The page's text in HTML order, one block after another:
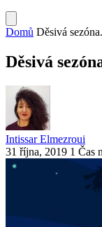
Domů Děsivá
Děsivá
Intissar Elmezroui
31 října, 2019 1 Čas